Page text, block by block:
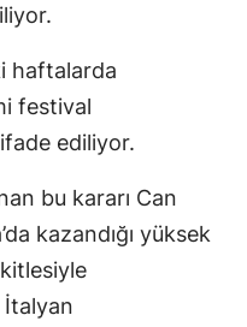
haftalarda
festival
ediliyor.
bu kararı Can
kazandığı yüksek